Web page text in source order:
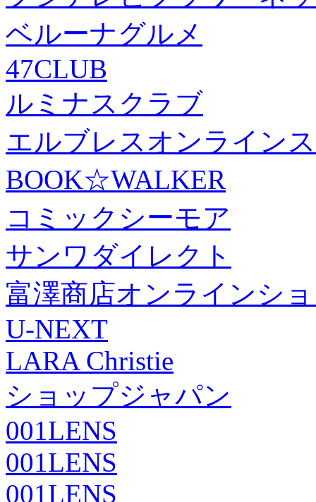
ベルーナグルメ
47CLUB
ルミナスクラブ
エルブレスオンライン
BOOK☆WALKER
コミックシーモア
サンワダイレクト
富澤商店オンラインシ
U-NEXT
LARA Christie
ショップジャパン
001LENS
001LENS
001LENS